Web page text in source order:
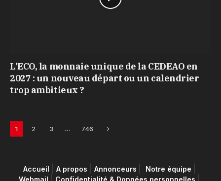
L’ECO, la monnaie unique de la CEDEAO en
2027 : un nouveau départ ou un calendrier
trop ambitieux ?
1 2 3 … 746 Next
Accueil A propos Annonceurs
Notre équipe
Webmail
Confidentialité & Données personnelles